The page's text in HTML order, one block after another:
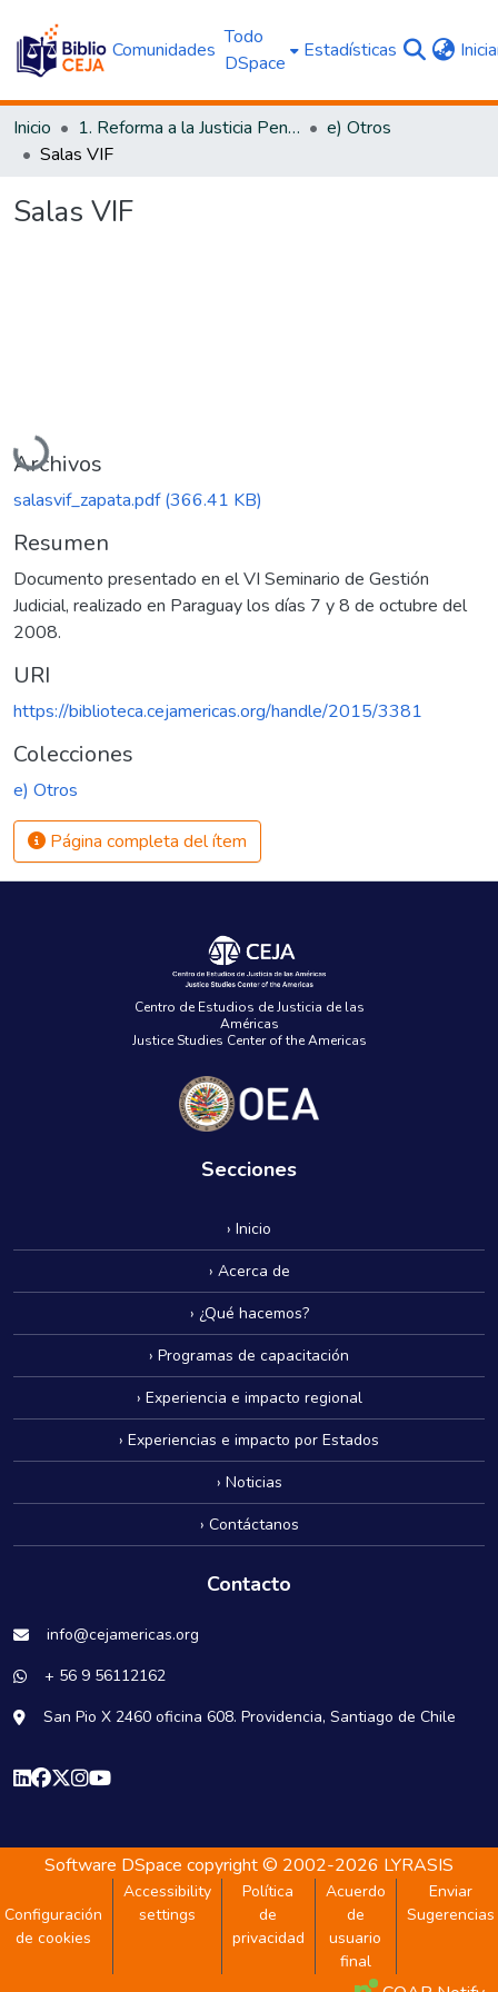
Comunidades
Todo
DSpace
Estadísticas
Inicio 1. Reforma a la Justicia Penal
e) Otros
Salas VIF
Salas VIF
Cargando...
Archivos
salasvif_zapata.pdf(366.41 KB)
Resumen
Documento presentado en el VI Seminario de Gestión
Judicial, realizado en Paraguay los días 7 y 8 de octubre del
2008.
URI
https://biblioteca.cejamericas.org/handle/2015/3381
Colecciones
e) Otros
Página completa del ítem
Centro de Estudios de Justicia de las
Américas
Justice Studies Center of the Americas
Secciones
› Inicio
› Acerca de
› ¿Qué hacemos?
› Programas de capacitación
› Experiencia e impacto regional
› Experiencias e impacto por Estados
› Noticias
› Contáctanos
Contacto
info@cejamericas.org
+ 56 9 56112162
San Pio X 2460 oficina 608. Providencia, Santiago de Chile
Software DSpace copyright © 2002-2026 LYRASIS
Configuración
de cookies
Accessibility
settings
Política
de
privacidad
Acuerdo
de
usuario
final
Enviar
Sugerencias